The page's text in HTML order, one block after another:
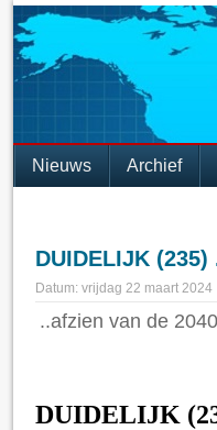
Nieuws Archief
DUIDELIJK (235)
Datum: vrijdag 22 maart 2024
..afzien van de
DUIDELIJK